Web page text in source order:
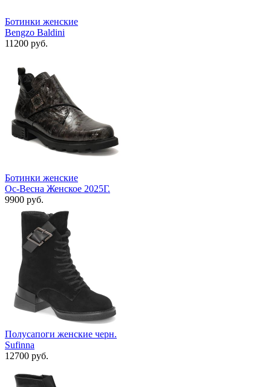
Ботинки женские
Bengzo Baldini
11200 руб.
Ботинки женские
Ос-Весна Женское 2025Г.
9900 руб.
Полусапоги женские черн.
Sufinna
12700 руб.